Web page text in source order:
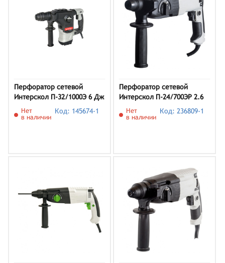
Перфоратор сетевой
Интерскол П-32/1000Э 6 Дж
Нет
в наличии
Код: 145674-1
Перфоратор сетевой
Интерскол П-24/700ЭР 2.6
ДжНет
в наличии
Код: 236809-1